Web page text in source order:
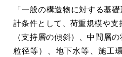
「一般の構造物に対する基
計条件として、荷重規模や
（支持層の傾斜）、中間層
粒径等）、地下水等、施工